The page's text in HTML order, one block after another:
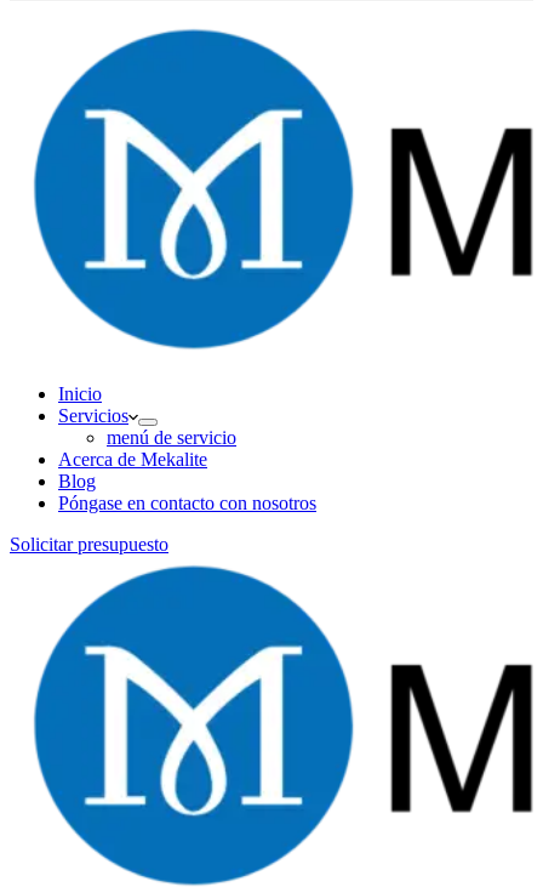
Inicio
Servicios
menú de servicio
Acerca de Mekalite
Blog
Póngase en contacto con nosotros
Solicitar presupuesto